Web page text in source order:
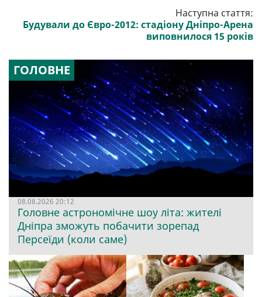
Наступна стаття:
Будували до Євро-2012: стадіону Дніпро-Арена
виповнилося 15 років
ГОЛОВНЕ
08.08.2026 20:12
Головне астрономічне шоу літа: жителі
Дніпра зможуть побачити зорепад
Персеїди (коли саме)